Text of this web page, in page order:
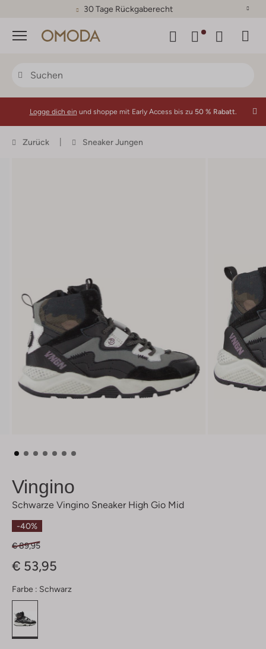
30 Tage Rückgaberecht
Menü
Logge dich ein und shoppe mit Early Access bis zu 50 % Rabatt.
Zurück Sneaker Jungen
Vingino
Schwarze Vingino Sneaker High Gio Mid
-40%
€ 89,95
€ 53,95
Farbe : Schwarz